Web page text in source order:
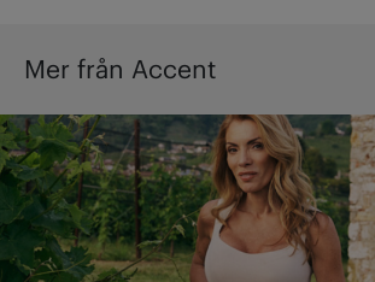
Mer från Accent